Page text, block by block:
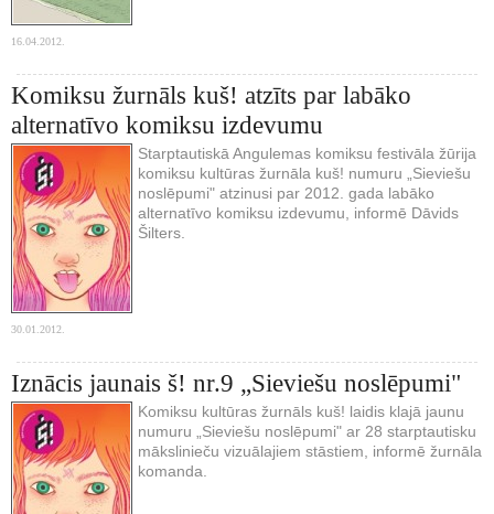
16.04.2012.
Komiksu žurnāls kuš! atzīts par labāko
alternatīvo komiksu izdevumu
Starptautiskā Angulemas komiksu festivāla žūrija
komiksu kultūras žurnāla kuš! numuru „Sieviešu
noslēpumi" atzinusi par 2012. gada labāko
alternatīvo komiksu izdevumu, informē Dāvids
Šilters.
30.01.2012.
Iznācis jaunais š! nr.9 „Sieviešu noslēpumi"
Komiksu kultūras žurnāls kuš! laidis klajā jaunu
numuru „Sieviešu noslēpumi" ar 28 starptautisku
mākslinieču vizuālajiem stāstiem, informē žurnāla
komanda.